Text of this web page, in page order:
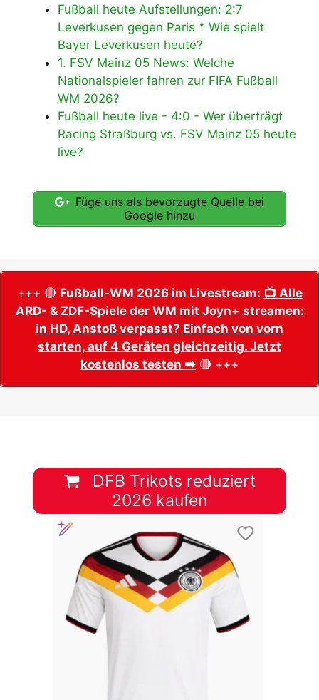
Fußball heute Aufstellungen: 2:7
Leverkusen gegen Paris * Wie spielt
Bayer Leverkusen heute?
1. FSV Mainz 05 News: Welche
Nationalspieler fahren zur FIFA Fußball
WM 2026?
Fußball heute live - 4:0 - Wer überträgt
Racing Straßburg vs. FSV Mainz 05 heute
live?
Füge uns als bevorzugte Quelle bei
Google hinzu
+++ 🔴 Fußball-WM 2026 im Livestream: 📺 Alle
ARD- & ZDF-Spiele der WM mit Joyn+ streamen:
in HD, Anstoß verpasst? Einfach von vorn
starten, auf 4 Geräten gleichzeitig. Jetzt
kostenlos testen ➡️ 🔴 +++
DFB Trikots reduziert
2026 kaufen